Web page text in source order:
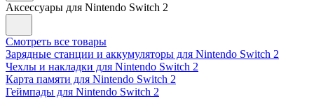
Аксессуары для Nintendo Switch 2
Смотреть все товары
Зарядные станции и аккумуляторы для Nintendo Switch 2
Чехлы и накладки для Nintendo Switch 2
Карта памяти для Nintendo Switch 2
Геймпады для Nintendo Switch 2